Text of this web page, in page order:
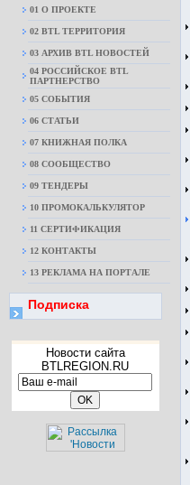
01 О ПРОЕКТЕ
02 BTL ТЕРРИТОРИЯ
03 АРХИВ BTL НОВОСТЕЙ
04 РОССИЙСКОЕ BTL
ПАРТНЕРСТВО
05 СОБЫТИЯ
06 СТАТЬИ
07 КНИЖНАЯ ПОЛКА
08 CООБЩЕСТВО
09 ТЕНДЕРЫ
10 ПРОМОКАЛЬКУЛЯТОР
11 СЕРТИФИКАЦИЯ
12 КОНТАКТЫ
13 РЕКЛАМА НА ПОРТАЛЕ
Подписка
Новости сайта
BTLREGION.RU